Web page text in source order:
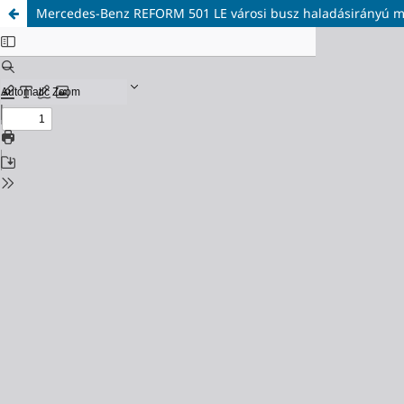
Mercedes-Benz REFORM 501 LE városi busz haladásirányú